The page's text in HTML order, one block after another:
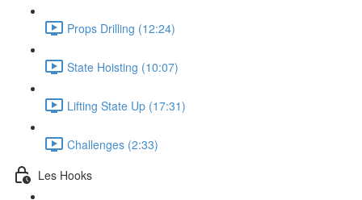
Props Drilling (12:24)
State Hoisting (10:07)
Lifting State Up (17:31)
Challenges (2:33)
Les Hooks